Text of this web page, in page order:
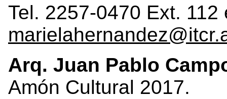
Tel. 2257-0470 Ext. 112
Arq. Juan Pablo
Amón Cultural 2017.